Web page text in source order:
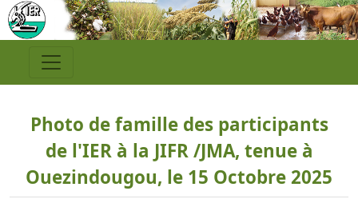
Photo de famille des participants
de l'IER à la JIFR /JMA, tenue à
Ouezindougou, le 15 Octobre 2025